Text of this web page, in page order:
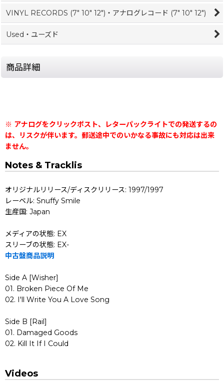
VINYL RECORDS (7" 10" 12")・アナログレコード (7" 10" 12")
Used・ユーズド
商品詳細
※ アナログをクリックポスト、レターパックライトでの発送するの
は、リスクが伴います。郵送途中でのいかなる事故にも対応は出来
ません。
Notes & Tracklis
オリジナルリリース/ディスクリリース: 1997/1997
レーベル: Snuffy Smile
生産国: Japan
メディアの状態: EX
スリーブの状態: EX-
中古盤商品説明
Side A [Wisher]
01. Broken Piece Of Me
02. I'll Write You A Love Song
Side B [Rail]
01. Damaged Goods
02. Kill It If I Could
Videos